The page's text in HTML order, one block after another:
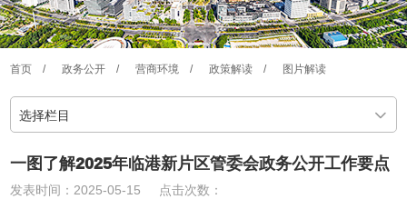
首页 / 政务公开 / 营商环境 / 政策解读 / 图片解读
选择栏目
一图了解2025年临港新片区管委会政务公开工作要点
发表时间：2025-05-15 点击次数：